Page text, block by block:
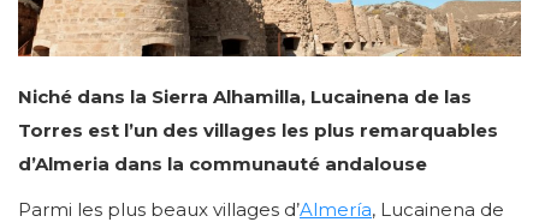
Niché dans la Sierra Alhamilla, Lucainena de las
Torres est l’un des villages les plus remarquables
d’Almeria dans la communauté andalouse
Parmi les plus beaux villages d’Almería, Lucainena de